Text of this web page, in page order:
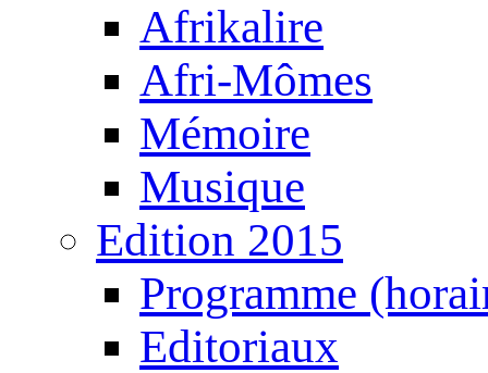
Afrikalire
Afri-Mômes
Mémoire
Musique
Edition 2015
Programme
Editoriaux